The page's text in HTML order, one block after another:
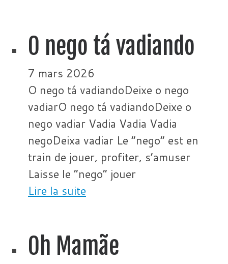
O nego tá vadiando
7 mars 2026
O nego tá vadiandoDeixe o nego
vadiarO nego tá vadiandoDeixe o
nego vadiar Vadia Vadia Vadia
negoDeixa vadiar Le “nego” est en
train de jouer, profiter, s’amuser
Laisse le “nego” jouer
Lire la suite
Oh Mamãe